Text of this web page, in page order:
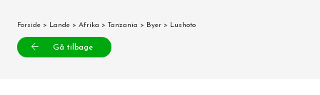
Forside > Lande > Afrika > Tanzania > Byer > Lushoto
Gå tilbage